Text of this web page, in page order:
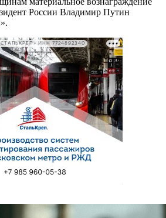
России Владимир Путин
ИНН 7724892340